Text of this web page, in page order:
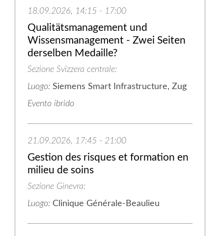
18.09.2026, 14:15 - 17:00
Qualitätsmanagement und
Wissensmanagement - Zwei Seiten
derselben Medaille?
Sezione Svizzera centrale
Luogo: Siemens Smart Infrastructure, Zug
Evento ibrido
21.09.2026, 17:45 - 21:00
Gestion des risques et formation en
milieu de soins
Sezione Ginevra
Luogo: Clinique Générale-Beaulieu